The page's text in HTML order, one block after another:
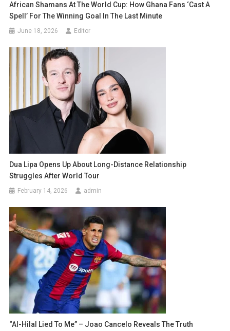
African Shamans At The World Cup: How Ghana Fans ‘cast A
Spell’ For The Winning Goal In The Last Minute
June 18, 2026 Editor
Dua Lipa Opens Up About Long-Distance Relationship
Struggles After World Tour
February 14, 2026 admin
“Al-Hilal Lied To Me” – Joao Cancelo Reveals The Truth